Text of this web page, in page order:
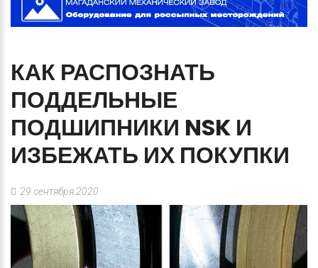
КАК РАСПОЗНАТЬ
ПОДДЕЛЬНЫЕ
ПОДШИПНИКИ NSK И
ИЗБЕЖАТЬ ИХ ПОКУПКИ
29 сентября 2020